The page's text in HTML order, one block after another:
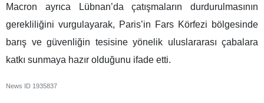
Macron ayrıca Lübnan’da çatışmaların durdurulmasının
gerekliliğini vurgulayarak, Paris’in Fars Körfezi bölgesinde
barış ve güvenliğin tesisine yönelik uluslararası çabalara
katkı sunmaya hazır olduğunu ifade etti.
News ID 1935837